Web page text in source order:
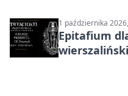
1 października
Epitafium